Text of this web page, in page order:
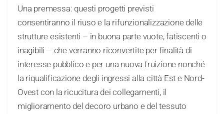
Una premessa: questi progetti previsti
consentiranno il riuso e la rifunzionalizzazione delle
strutture esistenti – in buona parte vuote, fatiscenti o
inagibili – che verranno riconvertite per finalità di
interesse pubblico e per una nuova fruizione nonché
la riqualificazione degli ingressi alla città Est e Nord-
Ovest con la ricucitura dei collegamenti, il
miglioramento del decoro urbano e del tessuto